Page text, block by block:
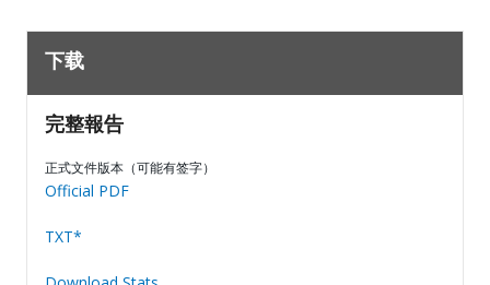
下载
完整報告
正式文件版本（可能有签字）
Official PDF
TXT*